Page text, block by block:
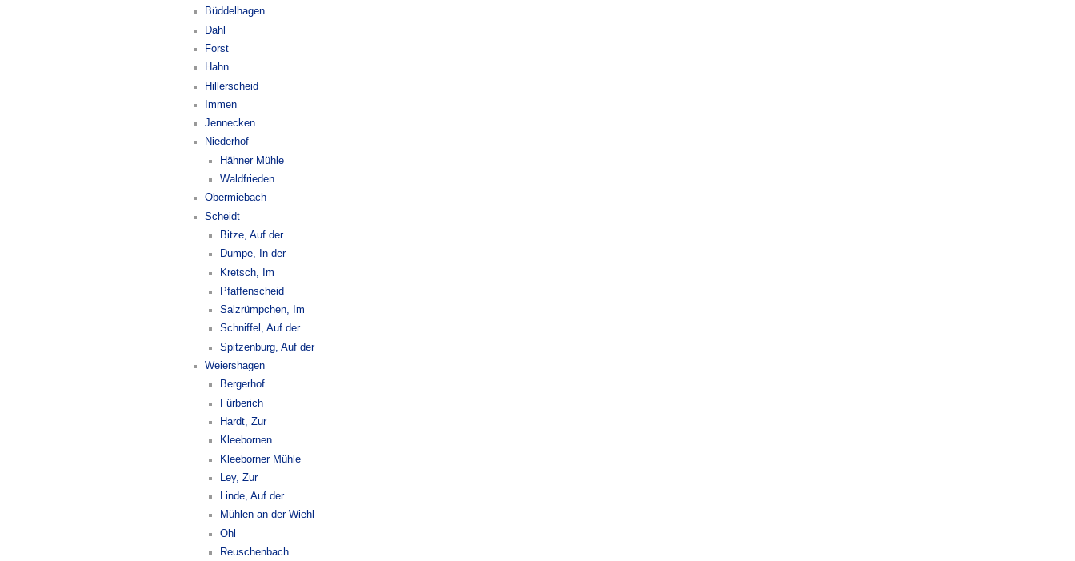
Büddelhagen
Dahl
Forst
Hahn
Hillerscheid
Immen
Jennecken
Niederhof
Hähner Mühle
Waldfrieden
Obermiebach
Scheidt
Bitze, Auf der
Dumpe, In der
Kretsch, Im
Pfaffenscheid
Salzrümpchen, Im
Schniffel, Auf der
Spitzenburg, Auf der
Weiershagen
Bergerhof
Fürberich
Hardt, Zur
Kleebornen
Kleeborner Mühle
Ley, Zur
Linde, Auf der
Mühlen an der Wiehl
Ohl
Reuschenbach